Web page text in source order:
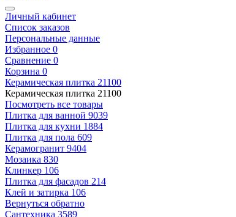
Личный кабинет
Список заказов
Персональные данные
Избранное 0
Сравнение 0
Корзина 0
Керамическая плитка 21100
Керамическая плитка 21100
Посмотреть все товары
Плитка для ванной 9039
Плитка для кухни 1884
Плитка для пола 609
Керамогранит 9404
Мозаика 830
Клинкер 106
Плитка для фасадов 214
Клей и затирка 106
Вернуться обратно
Сантехника 3589